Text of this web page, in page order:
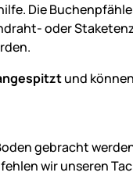
Die
oder
und
gebracht
wir unseren